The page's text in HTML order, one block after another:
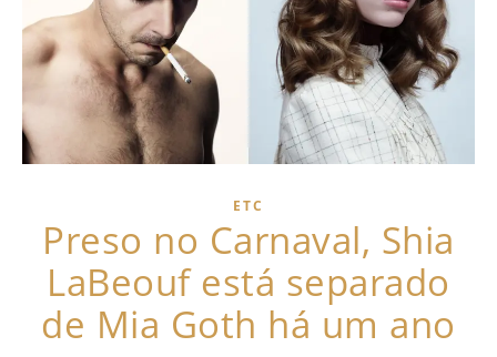
ETC
Preso no Carnaval, Shia
LaBeouf está separado
de Mia Goth há um ano